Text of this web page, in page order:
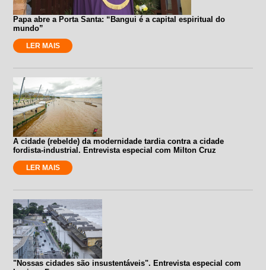
Papa abre a Porta Santa: “Bangui é a capital espiritual do
mundo”
LER MAIS
A cidade (rebelde) da modernidade tardia contra a cidade
fordista-industrial. Entrevista especial com Milton Cruz
LER MAIS
"Nossas cidades são insustentáveis". Entrevista especial com